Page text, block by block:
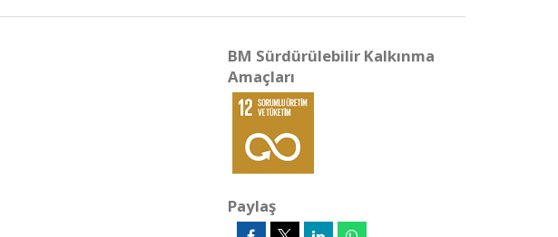
BM Sürdürülebilir Kalkınma
Amaçları
Paylaş